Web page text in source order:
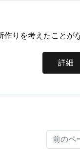
作りを考えたこと
詳細
前のペ